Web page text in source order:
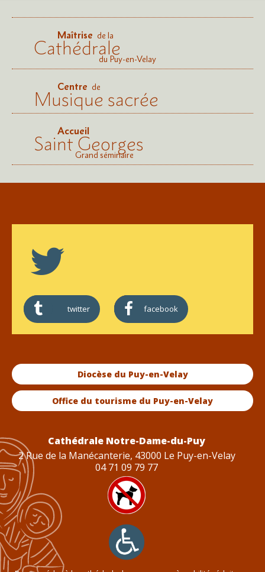
Maîtrise de la
Cathédraledu Puy-en-Velay
Centre de
Musique sacrée
Accueil
Saint Georges
Grand séminaire
twitter facebook
Diocèse du Puy-en-Velay
Office du tourisme du Puy-en-Velay
Cathédrale Notre-Dame-du-Puy
2 Rue de la Manécanterie, 43000 Le Puy-en-Velay
04 71 09 79 77